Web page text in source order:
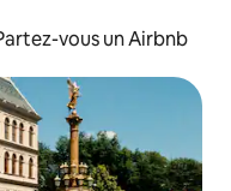
vous un Airbnb